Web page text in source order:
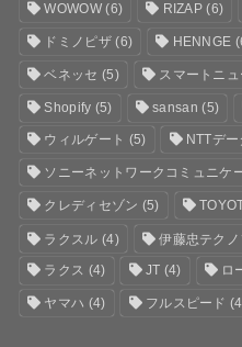
WOWOW(6) RIZAP (6)
ドミノピザ(6) HENNGE
ベネッセ (5) スマートニュ
Shopify (5) sansan (5)
ウィルゲート (5) NTTデー
ソニーネットワークコミュニケ
クレディセゾン (5)
ラクスル (4) 伊藤忠テク
ラクス (4) JT (4) ロ
ヤマハ (4) フルスピード